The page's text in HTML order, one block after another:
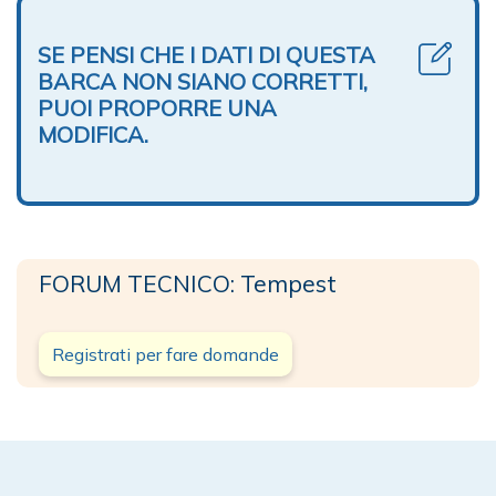
SE PENSI CHE I DATI DI QUESTA
BARCA NON SIANO CORRETTI,
PUOI PROPORRE UNA
MODIFICA.
FORUM TECNICO: Tempest
Registrati per fare domande